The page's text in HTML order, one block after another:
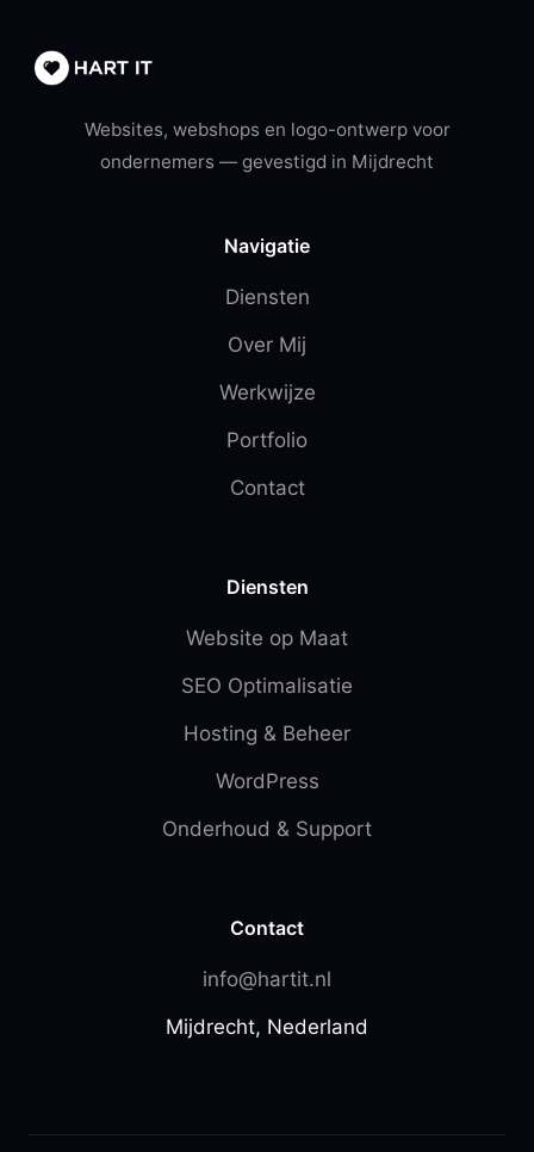
Websites, webshops en logo-ontwerp voor
ondernemers — gevestigd in Mijdrecht
Navigatie
Diensten
Over Mij
Werkwijze
Portfolio
Contact
Diensten
Website op Maat
SEO Optimalisatie
Hosting & Beheer
WordPress
Onderhoud & Support
Contact
info@hartit.nl
Mijdrecht, Nederland